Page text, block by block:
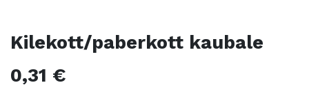
Kilekott/paberkott kaubale
0,31 €